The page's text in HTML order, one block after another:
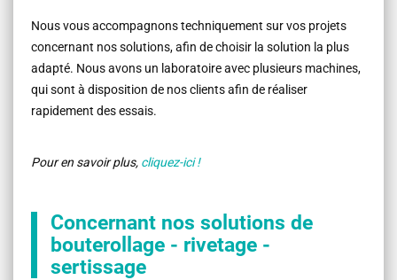
Nous vous accompagnons techniquement sur vos projets
concernant nos solutions, afin de choisir la solution la plus
adapté. Nous avons un laboratoire avec plusieurs machines,
qui sont à disposition de nos clients afin de réaliser
rapidement des essais.
Pour en savoir plus, cliquez-ici !
Concernant nos solutions de
bouterollage - rivetage -
sertissage